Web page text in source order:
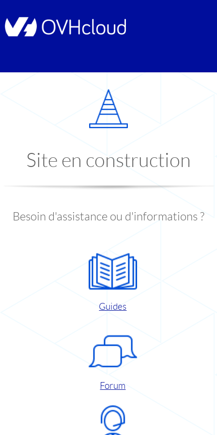
Site en construction
Besoin d'assistance ou d'informations ?
Guides
Forum